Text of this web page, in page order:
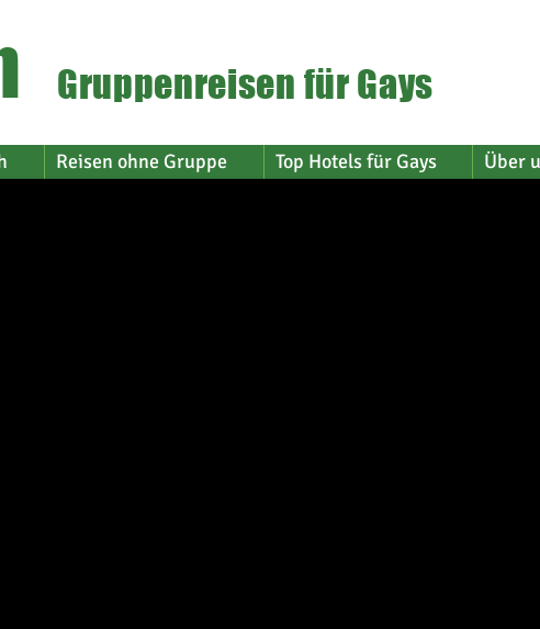
Gruppenreisen für Gays
Reisen ohne Gruppe Top Hotels für Gays Über